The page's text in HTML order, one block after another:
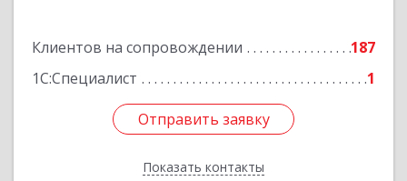
Клиентов на сопровождении
187
1С:Специалист
1
Отправить заявку
Показать контакты
Отправить заявку
Назад